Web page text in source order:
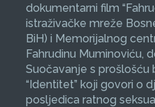
dokumentarni film
istraživačke mreže
BiH) i Memorijalnog
Fahrudinu Muminoviću,
Suočavanje s prošlošću
“Identitet” koji govori o
posljedica ratnog